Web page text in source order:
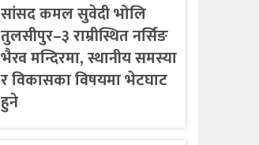
सांसद कमल सुवेदी भोलि
तुलसीपुर–३ राम्रीस्थित नर्सिङ
भैरव मन्दिरमा, स्थानीय समस्या
र विकासका विषयमा भेटघाट
हुने